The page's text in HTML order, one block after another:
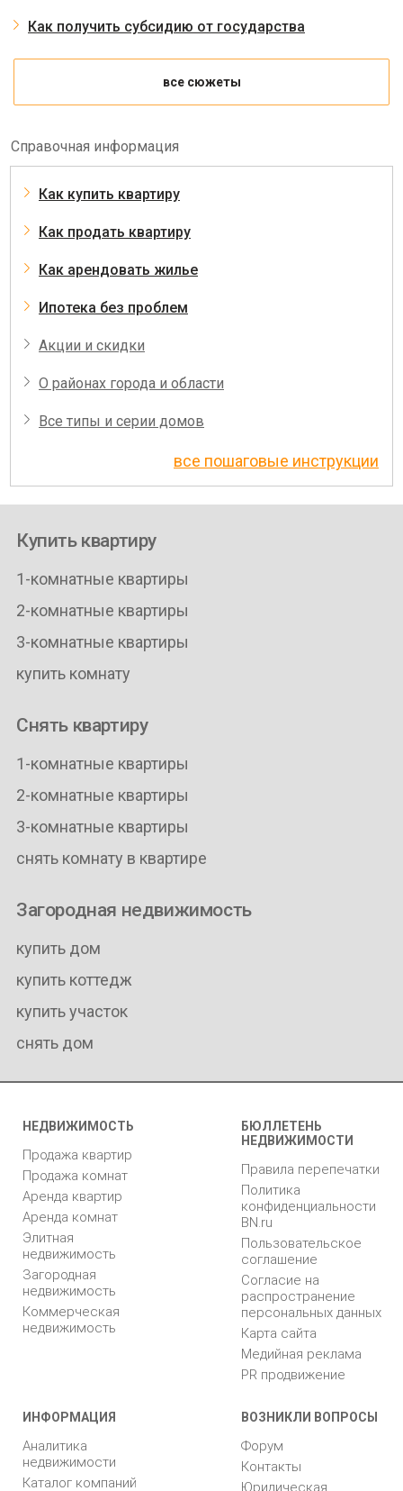
Как получить субсидию от государства
все сюжеты
Справочная информация
Как купить квартиру
Как продать квартиру
Как арендовать жилье
Ипотека без проблем
Акции и скидки
О районах города и области
Все типы и серии домов
все пошаговые инструкции
Купить квартиру
1-комнатные квартиры
2-комнатные квартиры
3-комнатные квартиры
купить комнату
Снять квартиру
1-комнатные квартиры
2-комнатные квартиры
3-комнатные квартиры
снять комнату в квартире
Загородная недвижимость
купить дом
купить коттедж
купить участок
снять дом
НЕДВИЖИМОСТЬ
Продажа квартир
Продажа комнат
Аренда квартир
Аренда комнат
Элитная
недвижимость
Загородная
недвижимость
Коммерческая
недвижимость
БЮЛЛЕТЕНЬ
НЕДВИЖИМОСТИ
Правила перепечатки
Политика
конфиденциальности
BN.ru
Пользовательское
соглашение
Согласие на
распространение
персональных данных
Карта сайта
Медийная реклама
PR продвижение
ИНФОРМАЦИЯ
Аналитика
недвижимости
Каталог компаний
ВОЗНИКЛИ ВОПРОСЫ
Форум
Контакты
Юридическая